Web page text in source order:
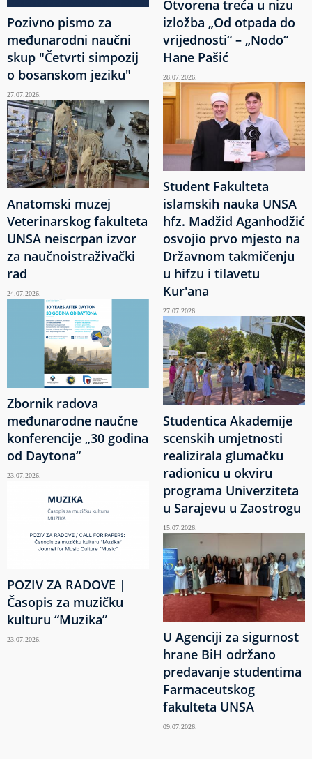
Pozivno pismo za
međunarodni naučni
skup "Četvrti simpozij
o bosanskom jeziku"
27.07.2026.
Anatomski muzej
Veterinarskog fakulteta
UNSA neiscrpan izvor
za naučnoistraživački
rad
24.07.2026.
Zbornik radova
međunarodne naučne
konferencije „30 godina
od Daytona“
23.07.2026.
POZIV ZA RADOVE |
Časopis za muzičku
kulturu “Muzika”
23.07.2026.
Otvorena treća u nizu
izložba „Od otpada do
vrijednosti“ – „Nodo“
Hane Pašić
28.07.2026.
Student Fakulteta
islamskih nauka UNSA
hfz. Madžid Aganhodžić
osvojio prvo mjesto na
Državnom takmičenju
u hifzu i tilavetu
Kur'ana
27.07.2026.
Studentica Akademije
scenskih umjetnosti
realizirala glumačku
radionicu u okviru
programa Univerziteta
u Sarajevu u Zaostrogu
15.07.2026.
U Agenciji za sigurnost
hrane BiH održano
predavanje studentima
Farmaceutskog
fakulteta UNSA
09.07.2026.